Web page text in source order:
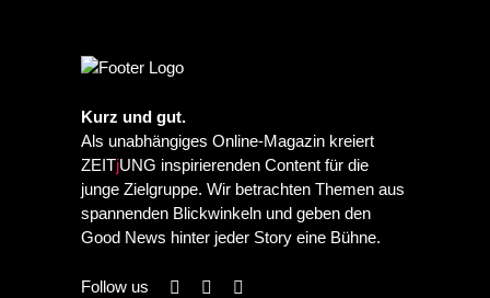
Kurz und gut.
Als unabhängiges Online-Magazin kreiert
ZEITjUNG inspirierenden Content für die
junge Zielgruppe. Wir betrachten Themen aus
spannenden Blickwinkeln und geben den
Good News hinter jeder Story eine Bühne.
Follow us